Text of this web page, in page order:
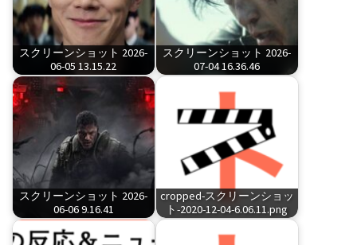
スクリーンショット 2026-
06-05 13.15.22
スクリーンショット 2026-
07-04 16.36.46
スクリーンショット 2026-
06-06 9.16.41
cropped-スクリーンショッ
ト-2020-12-04-6.06.11.png